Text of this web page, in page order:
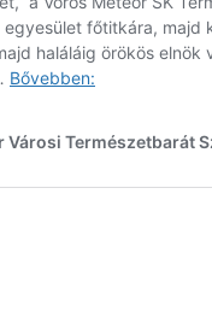
2009
2007
2006
2010 2010
2008
2007